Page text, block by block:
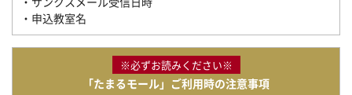
・申込教室名
※必ずお読みください※
「たまるモール」ご利用時の注意事項